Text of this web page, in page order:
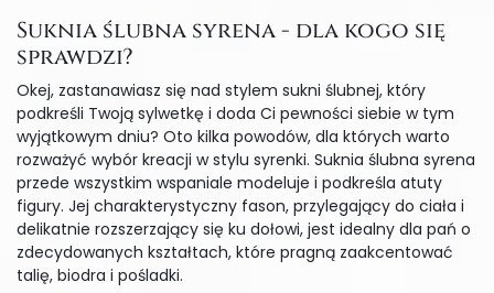
Suknia ślubna syrena - dla kogo się
sprawdzi?
Okej, zastanawiasz się nad stylem sukni ślubnej, który
podkreśli Twoją sylwetkę i doda Ci pewności siebie w tym
wyjątkowym dniu? Oto kilka powodów, dla których warto
rozważyć wybór kreacji w stylu syrenki. Suknia ślubna syrena
przede wszystkim wspaniale modeluje i podkreśla atuty
figury. Jej charakterystyczny fason, przylegający do ciała i
delikatnie rozszerzający się ku dołowi, jest idealny dla pań o
zdecydowanych kształtach, które pragną zaakcentować
talię, biodra i pośladki.